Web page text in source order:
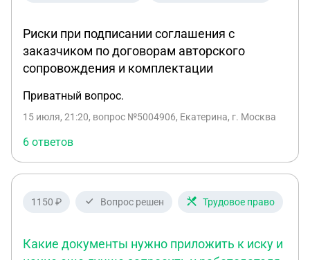
Риски при подписании соглашения с
заказчиком по договорам авторского
сопровождения и комплектации
Приватный вопрос.
15 июля, 21:20, вопрос №5004906, Екатерина, г. Москва
6 ответов
1150 ₽ Вопрос решен Трудовое право
Какие документы нужно приложить к иску и